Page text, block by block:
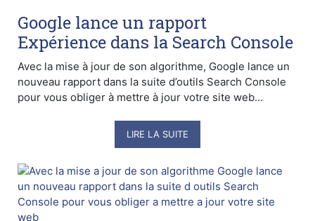
Google lance un rapport
Expérience dans la Search Console
Avec la mise à jour de son algorithme, Google lance un
nouveau rapport dans la suite d’outils Search Console
pour vous obliger à mettre à jour votre site web...
LIRE LA SUITE